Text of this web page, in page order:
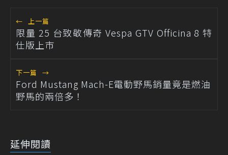
← 上一篇
限量 25 台致敬傳奇 Vespa GTV Officina 8 特
仕版上市
下一篇 →
Ford Mustang Mach-E電動野馬銷量竟是燃油
野馬的兩倍多！
延伸閱讀